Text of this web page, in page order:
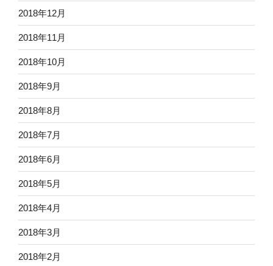
2018年12月
2018年11月
2018年10月
2018年9月
2018年8月
2018年7月
2018年6月
2018年5月
2018年4月
2018年3月
2018年2月